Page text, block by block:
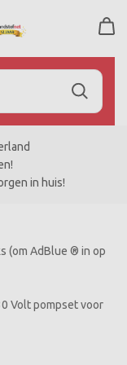
in huis!
(om AdBlue ® in op
Volt pompset voor